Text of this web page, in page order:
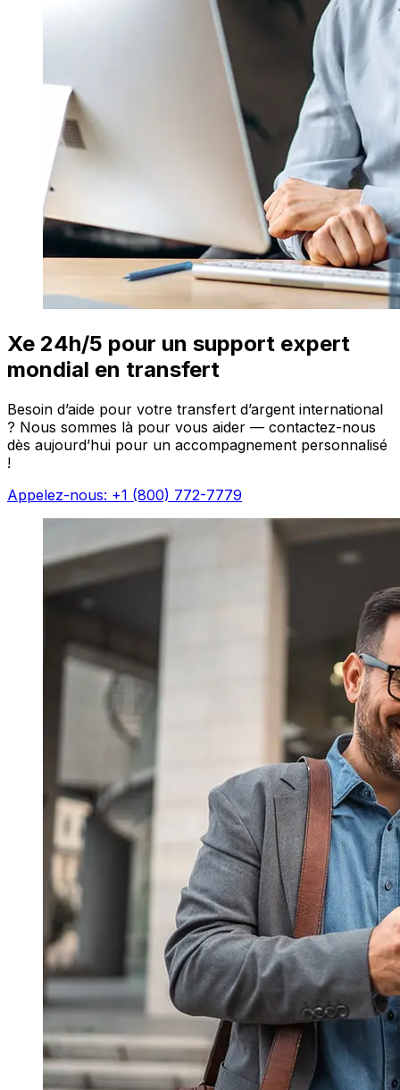
Xe 24h/5 pour un support expert
mondial en transfert
Besoin d’aide pour votre transfert d’argent international
? Nous sommes là pour vous aider — contactez-nous
dès aujourd’hui pour un accompagnement personnalisé
!
Appelez-nous: +1 (800) 772-7779